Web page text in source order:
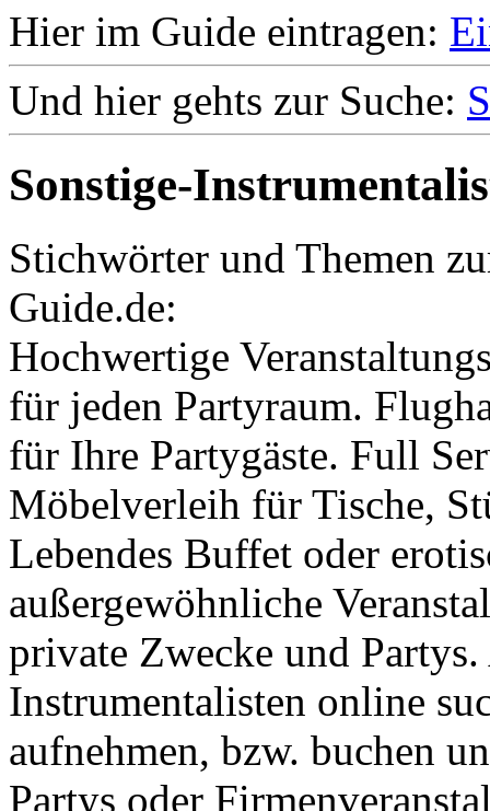
Hier im Guide eintragen:
Und hier gehts zur Suche:
Sonstige-
Stichwörter und Themen
Guide.de:
Hochwertige
für jeden Partyraum.
für Ihre Partygäste. Full
Möbelverleih für Tische,
Lebendes Buffet oder
außergewöhnliche
private Zwecke und
Instrumentalisten online
aufnehmen, bzw. buchen
Partys oder